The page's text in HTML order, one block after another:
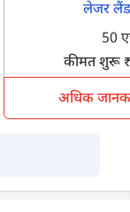
लेजर
50
कीमत शुरू
अधिक